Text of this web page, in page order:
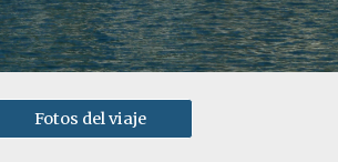
Fotos del viaje